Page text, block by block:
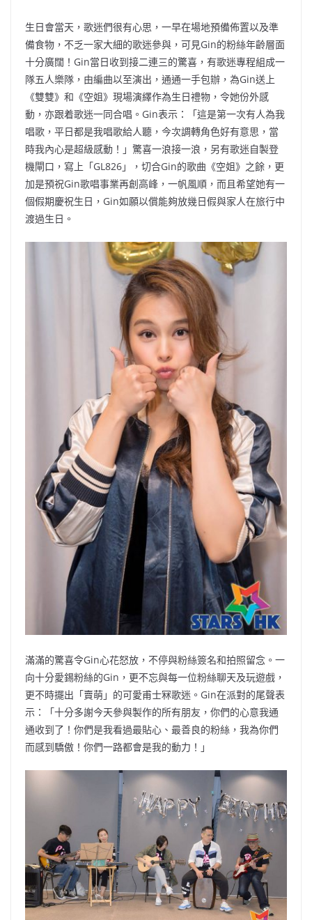
生日會當天，歌迷們很有心思，一早在場地預備佈置以及準
備食物，不乏一家大細的歌迷參與，可見Gin的粉絲年齡層面
十分廣闊！Gin當日收到接二連三的驚喜，有歌迷專程組成一
隊五人樂隊，由編曲以至演出，通通一手包辦，為Gin送上
《雙雙》和《空姐》現場演繹作為生日禮物，令她份外感
動，亦跟着歌迷一同合唱。Gin表示：「這是第一次有人為我
唱歌，平日都是我唱歌給人聽，今次調轉角色好有意思，當
時我內心是超級感動！」驚喜一浪接一浪，另有歌迷自製登
機閘口，寫上「GL826」，切合Gin的歌曲《空姐》之餘，更
加是預祝Gin歌唱事業再創高峰，一帆風順，而且希望她有一
個假期慶祝生日，Gin如願以償能夠放幾日假與家人在旅行中
渡過生日。
滿滿的驚喜令Gin心花怒放，不停與粉絲簽名和拍照留念。一
向十分愛錫粉絲的Gin，更不忘與每一位粉絲聊天及玩遊戲，
更不時擺出「賣萌」的可愛甫士冧歌迷。Gin在派對的尾聲表
示：「十分多謝今天參與製作的所有朋友，你們的心意我通
通收到了！你們是我看過最貼心、最善良的粉絲，我為你們
而感到驕傲！你們一路都會是我的動力！」